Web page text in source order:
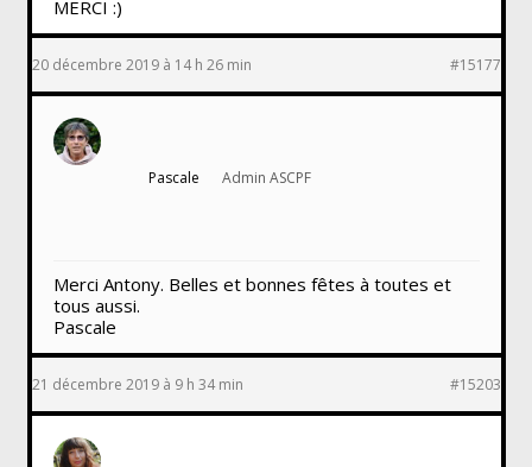
MERCI :)
20 décembre 2019 à 14 h 26 min #15177
Pascale Admin ASCPF
Merci Antony. Belles et bonnes fêtes à toutes et
tous aussi.
Pascale
21 décembre 2019 à 9 h 34 min #15203